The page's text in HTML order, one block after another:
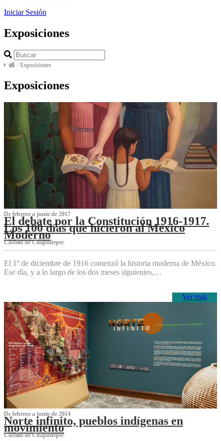
Iniciar Sesión
Exposiciones
/ Exposiciones
Exposiciones
De febrero a junio de 2017
El debate por la Constitución 1916-1917.
Los 100 días que hicieron al México
Moderno
Castillo de Chapultepec
El 1º de diciembre de 1916 comenzó la historia moderna de México.
Ese día, y a lo largo de los dos meses siguientes,…
Ver más
De febrero a junio de 2014
Norte infinito, pueblos indígenas en
movimiento
Castillo de Chapultepec